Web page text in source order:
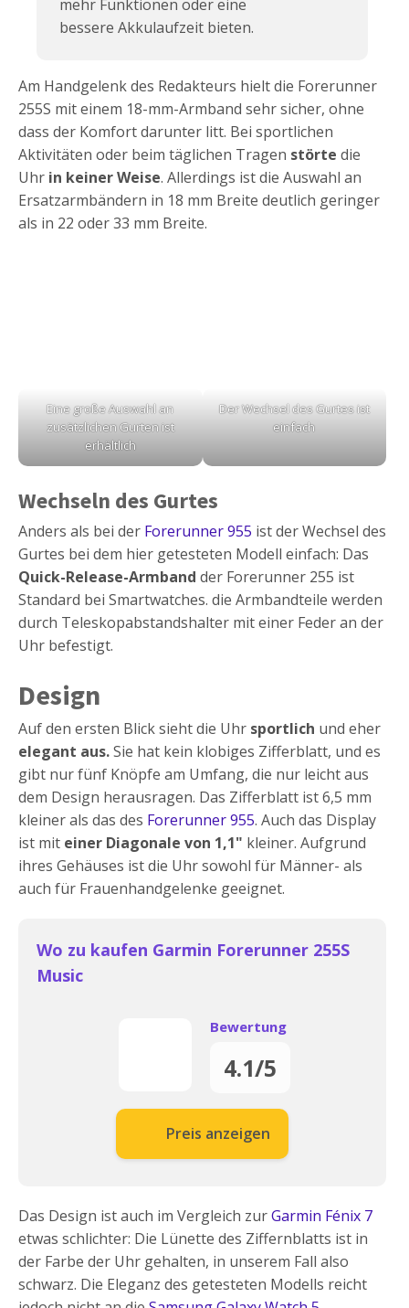
mehr Funktionen oder eine
bessere Akkulaufzeit bieten.
Am Handgelenk des Redakteurs hielt die Forerunner
255S mit einem 18-mm-Armband sehr sicher, ohne
dass der Komfort darunter litt. Bei sportlichen
Aktivitäten oder beim täglichen Tragen störte die
Uhr in keiner Weise. Allerdings ist die Auswahl an
Ersatzarmbändern in 18 mm Breite deutlich geringer
als in 22 oder 33 mm Breite.
Eine große Auswahl an
zusätzlichen Gurten ist
erhältlich
Der Wechsel des Gurtes ist
einfach
Wechseln des Gurtes
Anders als bei der Forerunner 955 ist der Wechsel des
Gurtes bei dem hier getesteten Modell einfach: Das
Quick-Release-Armband der Forerunner 255 ist
Standard bei Smartwatches. die Armbandteile werden
durch Teleskopabstandshalter mit einer Feder an der
Uhr befestigt.
Design
Auf den ersten Blick sieht die Uhr sportlich und eher
elegant aus.Sie hat kein klobiges Zifferblatt, und es
gibt nur fünf Knöpfe am Umfang, die nur leicht aus
dem Design herausragen. Das Zifferblatt ist 6,5 mm
kleiner als das des Forerunner 955. Auch das Display
ist mit einer Diagonale von 1,1" kleiner. Aufgrund
ihres Gehäuses ist die Uhr sowohl für Männer- als
auch für Frauenhandgelenke geeignet.
Wo zu kaufen Garmin Forerunner 255S
Music
Bewertung
4.1/5
Preis anzeigen
Das Design ist auch im Vergleich zurGarmin Fénix 7
etwas schlichter: Die Lünette des Ziffernblatts ist in
der Farbe der Uhr gehalten, in unserem Fall also
schwarz. Die Eleganz des getesteten Modells reicht